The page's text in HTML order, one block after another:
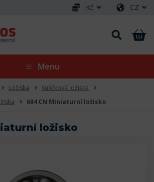
Kč CZ
Menu
Ložiska
Kuličková ložiska
684 CN Miniaturní ložisko
ložisko